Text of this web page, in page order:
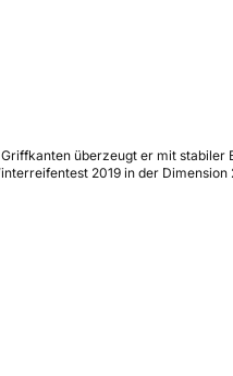
überzeugt er mit
2019 in der